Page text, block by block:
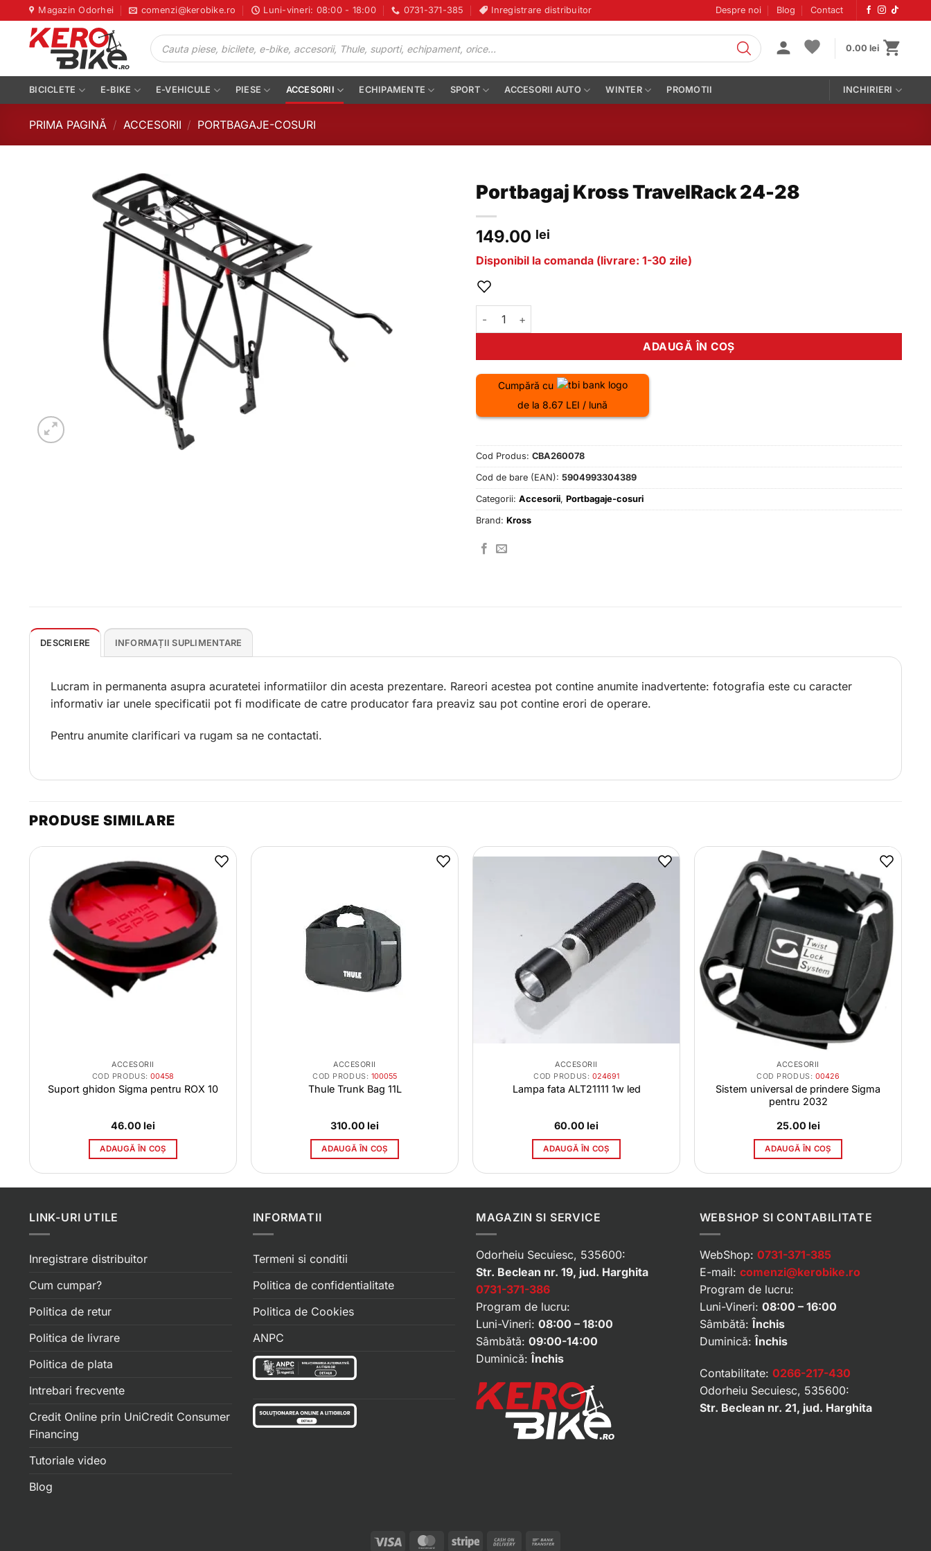
to
content
Magazin Odorhei comenzi@kerobike.ro Luni-vineri: 08:00 - 18:00 0731-371-385 Inregistrare distribuitor Despre noi Blog Contact
Products
search
0.00 lei
BICICLETE E-BIKE E-VEHICULE PIESE ACCESORII ECHIPAMENTE SPORT ACCESORII AUTO WINTER PROMOTII INCHIRIERI
PRIMA PAGINĂ / ACCESORII / PORTBAGAJE-COSURI
Portbagaj Kross TravelRack 24-28
149.00 lei
Disponibil la comanda (livrare: 1-30 zile)
Cantitate Portbagaj Kross TravelRack 24-28
ADAUGĂ ÎN COȘ
Cumpără cu
de la 8.67 LEI / lună
Cod Produs: CBA260078
Cod de bare (EAN): 5904993304389
Categorii: Accesorii, Portbagaje-cosuri
Brand: Kross
DESCRIERE INFORMAȚII SUPLIMENTARE
Lucram in permanenta asupra acuratetei informatiilor din acesta prezentare. Rareori acestea pot contine anumite inadvertente: fotografia este cu caracter
informativ iar unele specificatii pot fi modificate de catre producator fara preaviz sau pot contine erori de operare.
Pentru anumite clarificari va rugam sa ne contactati.
PRODUSE SIMILARE
ACCESORII
COD PRODUS:00458
Suport ghidon Sigma pentru ROX 10
46.00 lei
ADAUGĂ ÎN COȘ
ACCESORII
COD PRODUS: 100055
Thule Trunk Bag 11L
310.00 lei
ADAUGĂ ÎN COȘ
ACCESORII
COD PRODUS: 024691
Lampa fata ALT21111 1w led
60.00 lei
ADAUGĂ ÎN COȘ
ACCESORII
COD PRODUS: 00426
Sistem universal de prindere Sigma
pentru 2032
25.00 lei
ADAUGĂ ÎN COȘ
LINK-URI UTILE
Inregistrare distribuitor
Cum cumpar?
Politica de retur
Politica de livrare
Politica de plata
Intrebari frecvente
Credit Online prin UniCredit Consumer
Financing
Tutoriale video
Blog
INFORMATII
Termeni si conditii
Politica de confidentialitate
Politica de Cookies
ANPC
MAGAZIN SI SERVICE
Odorheiu Secuiesc, 535600:
Str. Beclean nr. 19, jud. Harghita
0731-371-386
Program de lucru:
Luni-Vineri: 08:00 – 18:00
Sâmbătă: 09:00-14:00
Duminică: Închis
WEBSHOP SI CONTABILITATE
WebShop: 0731-371-385
E-mail: comenzi@kerobike.ro
Program de lucru:
Luni-Vineri: 08:00 – 16:00
Sâmbătă: Închis
Duminică: Închis
Contabilitate: 0266-217-430
Odorheiu Secuiesc, 535600:
Str. Beclean nr. 21, jud. Harghita
Visa MasterCard
Stripe
Cash